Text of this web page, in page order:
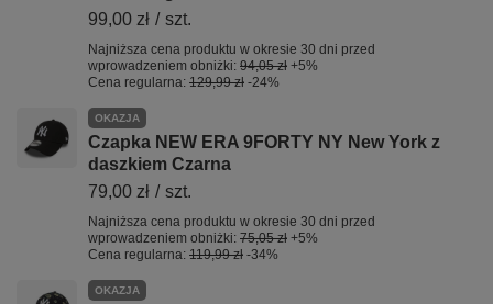
99,00 zł / szt.
Najniższa cena produktu w okresie 30 dni przed
wprowadzeniem obniżki: 94,05 zł +5%
Cena regularna: 129,99 zł -24%
OKAZJA
Czapka NEW ERA 9FORTY NY New York z
daszkiem Czarna
79,00 zł / szt.
Najniższa cena produktu w okresie 30 dni przed
wprowadzeniem obniżki: 75,05 zł +5%
Cena regularna: 119,99 zł -34%
OKAZJA